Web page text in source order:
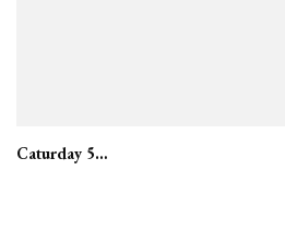
Caturday 5…